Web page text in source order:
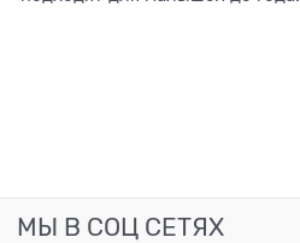
МЫ В СОЦ СЕТЯХ